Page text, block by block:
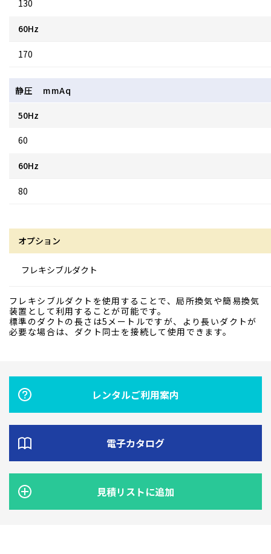
130
60Hz
170
静圧 mmAq
50Hz
60
60Hz
80
オプション
フレキシブルダクト
フレキシブルダクトを使用することで、局所換気や簡易換気
装置として利用することが可能です。
標準のダクトの長さは5メートルですが、より長いダクトが
必要な場合は、ダクト同士を接続して使用できます。
レンタルご利用案内
電子カタログ
見積リストに追加